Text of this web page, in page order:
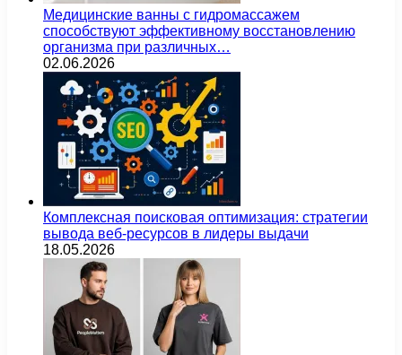
Медицинские ванны с гидромассажем
способствуют эффективному восстановлению
организма при различных…
02.06.2026
Комплексная поисковая оптимизация: стратегии
вывода веб-ресурсов в лидеры выдачи
18.05.2026